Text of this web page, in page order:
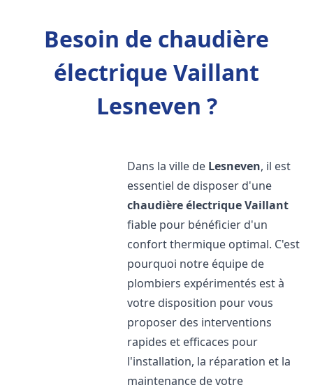
Besoin de chaudière
électrique Vaillant
Lesneven ?
Dans la ville de Lesneven, il est
essentiel de disposer d'une
chaudière électrique Vaillant
fiable pour bénéficier d'un
confort thermique optimal. C'est
pourquoi notre équipe de
plombiers expérimentés est à
votre disposition pour vous
proposer des interventions
rapides et efficaces pour
l'installation, la réparation et la
maintenance de votre